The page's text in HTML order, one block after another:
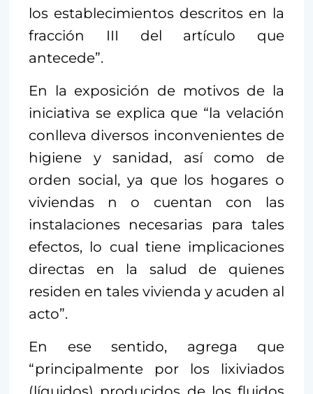
los establecimientos descritos en la
fracción III del artículo que
antecede”.
En la exposición de motivos de la
iniciativa se explica que “la velación
conlleva diversos inconvenientes de
higiene y sanidad, así como de
orden social, ya que los hogares o
viviendas n o cuentan con las
instalaciones necesarias para tales
efectos, lo cual tiene implicaciones
directas en la salud de quienes
residen en tales vivienda y acuden al
acto”.
En ese sentido, agrega que
“principalmente por los lixiviados